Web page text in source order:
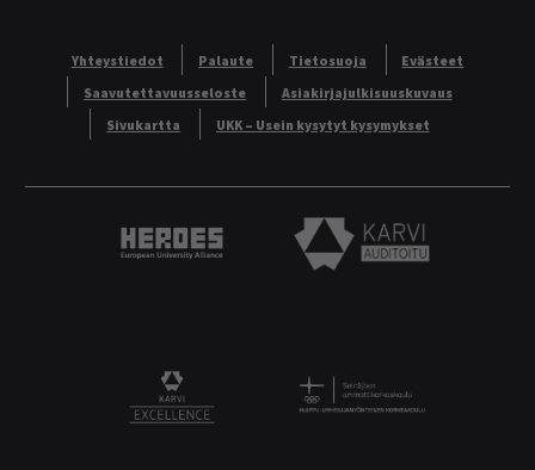
Yhteystiedot Palaute Tietosuoja
Evästeet
Saavutettavuusseloste
Asiakirjajulkisuuskuvaus
Sivukartta
UKK – Usein kysytyt kysymykset
Heroes European University Alliance logo
Karvi Auditoitu logo
KARVI Excellence logo.Logo